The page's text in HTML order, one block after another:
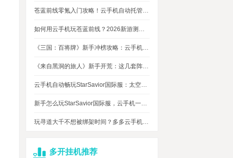
苍蓝前线零氪入门攻略！云手机自动托管，24小时自动刷资源不掉队
如何用云手机玩苍蓝前线？2026新游测评，新手入坑玩法指南
《三国：百将牌》新手冲榜攻略：云手机多开挂机，轻松拿捏牌局优势
《来自黑洞的旅人》新手开荒：这几套阵容，实测好用
云手机自动畅玩StarSavior国际服：太空星战到底值不值得入坑
新手怎么玩StarSavior国际服，云手机一键搞定
玩寻道大千不想被绑架时间？多多云手机帮我自动挂机平衡游戏和生活
多开挂机推荐